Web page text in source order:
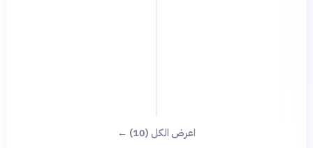
اعرض الكل (10) ←